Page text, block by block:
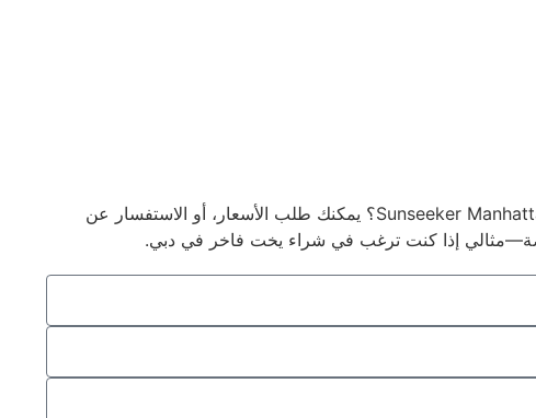
هل أنت مهتم بيخت Sunseeker Manhattan 68؟ يمكنك طلب الأسعار، أو الاستفسار عن
إذا كنت ترغب في شراء يخت فاخر في دبي.